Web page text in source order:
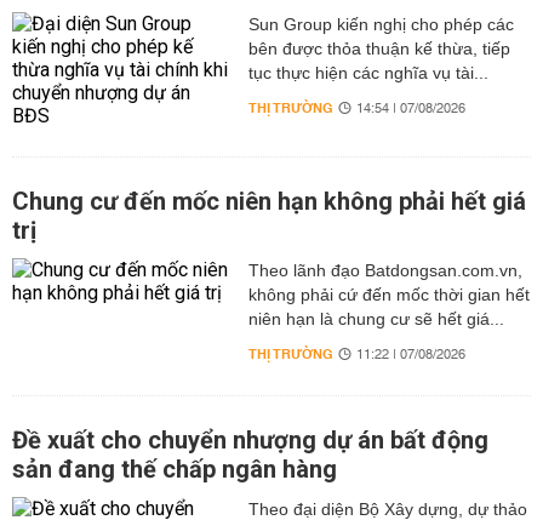
Sun Group kiến nghị cho phép các
bên được thỏa thuận kế thừa, tiếp
tục thực hiện các nghĩa vụ tài...
THỊ TRƯỜNG 14:54 | 07/08/2026
Chung cư đến mốc niên hạn không phải hết giá
trị
Theo lãnh đạo Batdongsan.com.vn,
không phải cứ đến mốc thời gian hết
niên hạn là chung cư sẽ hết giá...
THỊ TRƯỜNG 11:22 | 07/08/2026
Đề xuất cho chuyển nhượng dự án bất động
sản đang thế chấp ngân hàng
Theo đại diện Bộ Xây dựng, dự thảo